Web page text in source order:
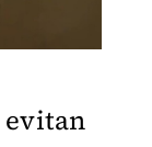
evitan